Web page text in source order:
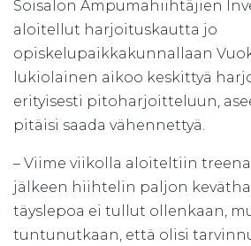
Soisalon Ampumahiihtäjien
aloitellut harjoituskautta jo
opiskelupaikkakunnallaan
lukiolainen aikoo keskittyä
erityisesti pitoharjoitteluun,
pitäisi saada vähennettyä.
– Viime viikolla aloiteltiin
jälkeen hiihtelin paljon
täyslepoa ei tullut ollenkaan,
tuntunutkaan, että olisi